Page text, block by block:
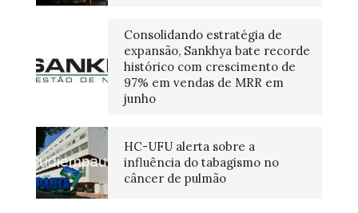
Consolidando estratégia de
expansão, Sankhya bate recorde
histórico com crescimento de
97% em vendas de MRR em
junho
HC-UFU alerta sobre a
influência do tabagismo no
câncer de pulmão